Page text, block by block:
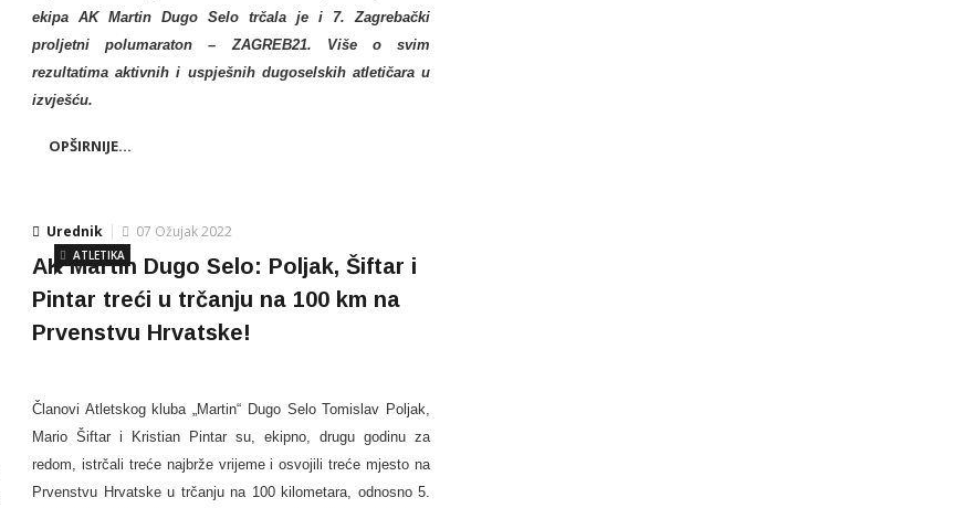
ekipa AK Martin Dugo Selo trčala je i 7. Zagrebački
proljetni polumaraton – ZAGREB21. Više o svim
rezultatima aktivnih i uspješnih dugoselskih atletičara u
izvješću.
OPŠIRNIJE...
Urednik
ATLETIKA
07 Ožujak 2022
AK Martin Dugo Selo: Poljak, Šiftar i
Pintar treći u trčanju na 100 km na
Prvenstvu Hrvatske!
Članovi Atletskog kluba „Martin“ Dugo Selo Tomislav Poljak,
Mario Šiftar i Kristian Pintar su, ekipno, drugu godinu za
redom, istrčali treće najbrže vrijeme i osvojili treće mjesto na
Prvenstvu Hrvatske u trčanju na 100 kilometara, odnosno 5.